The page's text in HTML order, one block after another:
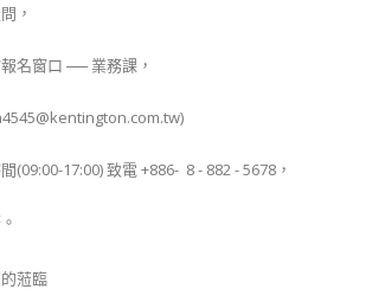
，
名窗口 ── 業務課，
(09:00-17:00) 致電 +886- 8 - 882 - 5678，
蒞臨